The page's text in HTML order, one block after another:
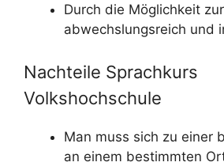
Durch die Möglichkeit
abwechslungsreich und
Nachteile Sprachkurs
Volkshochschule
Man muss sich zu einer
an einem bestimmten